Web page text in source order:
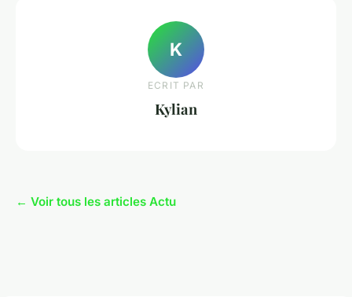
K
ECRIT PAR
Kylian
← Voir tous les articles Actu